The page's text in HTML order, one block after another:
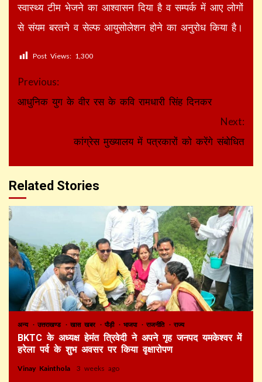
स्वास्थ्य टीम भेजने का आश्वासन दिया है व सम्पर्क में आए लोगों
से संयम बरतने व सेल्फ आयुसोलेशन होने का अनुरोध किया है।
Post Views: 1,300
Continue
Reading
Previous:
आधुनिक युग के वीर रस के कवि रामधारी सिंह दिनकर
Next:
कांग्रेस मुख्यालय में पत्रकारों को करेंगे संबोधित
Related Stories
अन्य उत्तराखण्ड खास खबर पौड़ी भाजपा राजनीति राज्य
BKTC के अध्यक्ष हेमंत त्रिवेदी ने अपने गृह जनपद यमकेश्वर में
हरेला पर्व के शुभ अवसर पर किया वृक्षारोपण
Vinay Kainthola 3 weeks ago